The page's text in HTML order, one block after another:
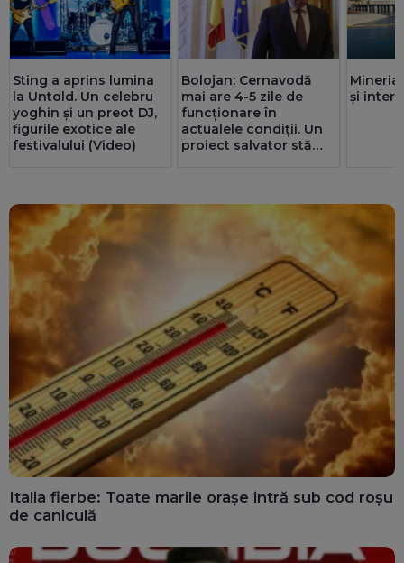
Sting a aprins lumina
la Untold. Un celebru
yoghin și un preot DJ,
figurile exotice ale
festivalului (Video)
Bolojan: Cernavodă
mai are 4-5 zile de
funcționare în
actualele condiții. Un
proiect salvator stă
energie cu până la 300
și
Italia fierbe: Toate marile orașe intră sub cod roșu
de caniculă